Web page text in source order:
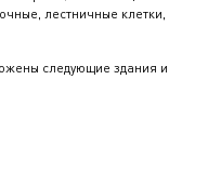
лестничные клетки,
следующие здания и